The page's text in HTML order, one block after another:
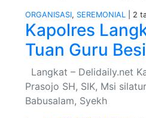
ORGANISASI, SEREMONIAL | 2
Kapolres
Tuan Guru
Langkat – Delidaily.net
Prasojo SH, SIK, Msi
Babusalam, Syekh